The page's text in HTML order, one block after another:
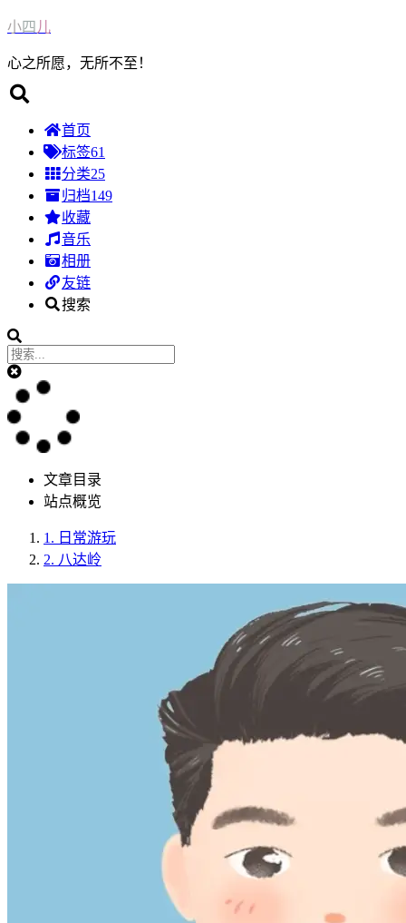
小四 儿
心之所愿，无所不至！
首页
标签61
分类25
归档149
收藏
音乐
相册
友链
搜索
文章目录
站点概览
1. 日常游玩
2. 八达岭